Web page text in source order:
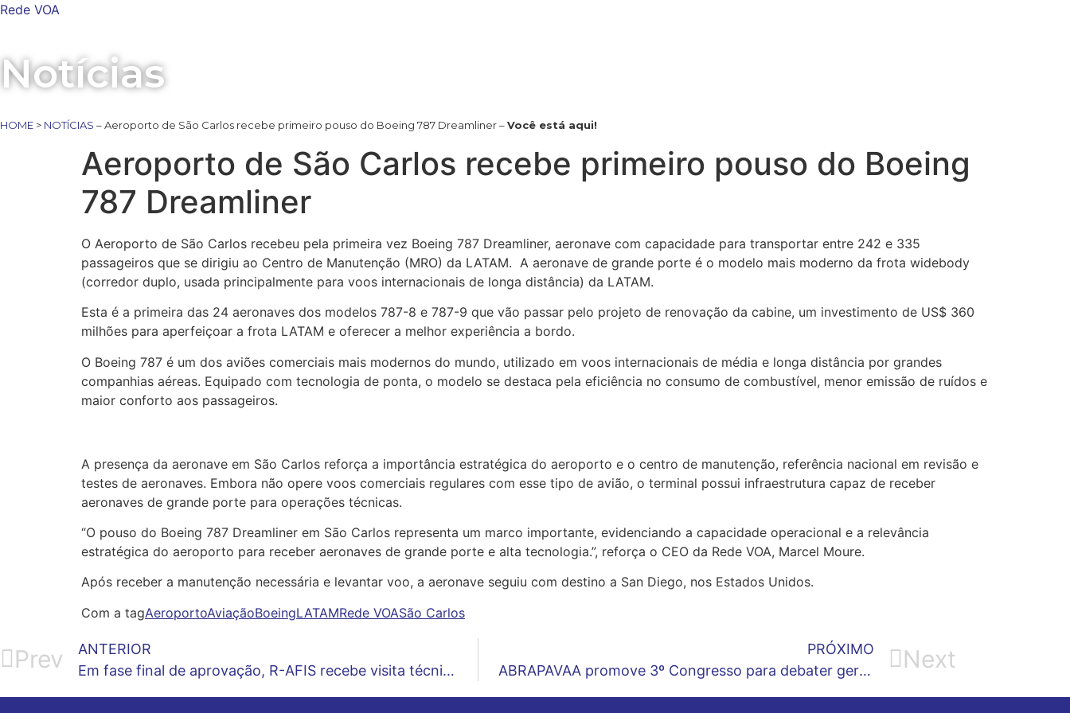
Rede VOA
Notícias
HOME > NOTÍCIAS – Aeroporto de São Carlos recebe primeiro pouso do Boeing 787 Dreamliner –Você está aqui!
Aeroporto de São Carlos recebe primeiro pouso do Boeing
787 Dreamliner
O Aeroporto de São Carlos recebeu pela primeira vez Boeing 787 Dreamliner, aeronave com capacidade para transportar entre 242 e 335
passageiros que se dirigiu ao Centro de Manutenção (MRO) da LATAM. A aeronave de grande porte é o modelo mais moderno da frota widebody
(corredor duplo, usada principalmente para voos internacionais de longa distância) da LATAM.
Esta é a primeira das 24 aeronaves dos modelos 787-8 e 787-9 que vão passar pelo projeto de renovação da cabine, um investimento de US$ 360
milhões para aperfeiçoar a frota LATAM e oferecer a melhor experiência a bordo.
O Boeing 787 é um dos aviões comerciais mais modernos do mundo, utilizado em voos internacionais de média e longa distância por grandes
companhias aéreas. Equipado com tecnologia de ponta, o modelo se destaca pela eficiência no consumo de combustível, menor emissão de ruídos e
maior conforto aos passageiros.
A presença da aeronave em São Carlos reforça a importância estratégica do aeroporto e o centro de manutenção, referência nacional em revisão e
testes de aeronaves. Embora não opere voos comerciais regulares com esse tipo de avião, o terminal possui infraestrutura capaz de receber
aeronaves de grande porte para operações técnicas.
“O pouso do Boeing 787 Dreamliner em São Carlos representa um marco importante, evidenciando a capacidade operacional e a relevância
estratégica do aeroporto para receber aeronaves de grande porte e alta tecnologia.”, reforça o CEO da Rede VOA, Marcel Moure.
Após receber a manutenção necessária e levantar voo, a aeronave seguiu com destino a San Diego, nos Estados Unidos.
Com a tagAeroportoAviaçãoBoeingLATAMRede VOASão Carlos
Prev
ANTERIOR
Em fase final de aprovação, R-AFIS recebe visita técnica do ICEA
PRÓXIMO
ABRAPAVAA promove 3º Congresso para debater gerenciamento de crise e segurança aérea
Next